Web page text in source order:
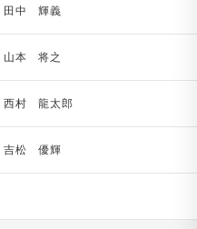
田中 輝義
山本 将之
西村 龍太郎
吉松 優輝